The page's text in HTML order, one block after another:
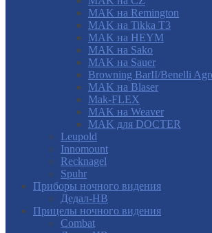
MAK на Remington
MAK на Tikka T3
MAK на HEYM
MAK на Sako
MAK на Sauer
Browning BarII/Benelli
MAK на Blaser
Mak-FLEX
MAK на Weaver
MAK для DOCTER
Leupold
Innomount
Recknagel
Spuhr
Приборы ночного видения
Дедал-НВ
Прицелы ночного видения
Combat